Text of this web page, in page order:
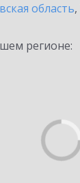
область,
регионе: